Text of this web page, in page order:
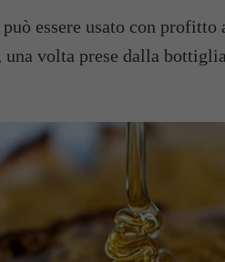
essere usato con profitto
una volta prese dalla